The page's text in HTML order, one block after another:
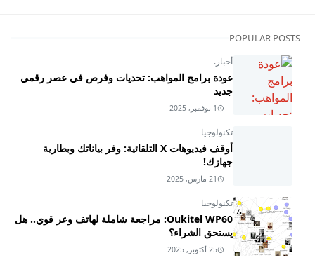
POPULAR POSTS
أخبار.
عودة برامج المواهب: تحديات وفرص في عصر رقمي
جديد
1 نوفمبر, 2025
تكنولوجيا
أوقف فيديوهات X التلقائية: وفر بياناتك وبطارية
جهازك!
21 مارس, 2025
تكنولوجيا
Oukitel WP60: مراجعة شاملة لهاتف وعر قوي.. هل
يستحق الشراء؟
25 أكتوبر, 2025